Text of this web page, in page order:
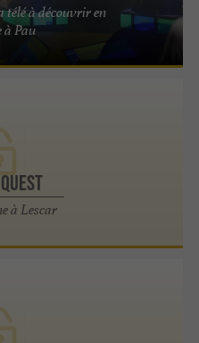
télé à découvrir en
Pau
à Lescar